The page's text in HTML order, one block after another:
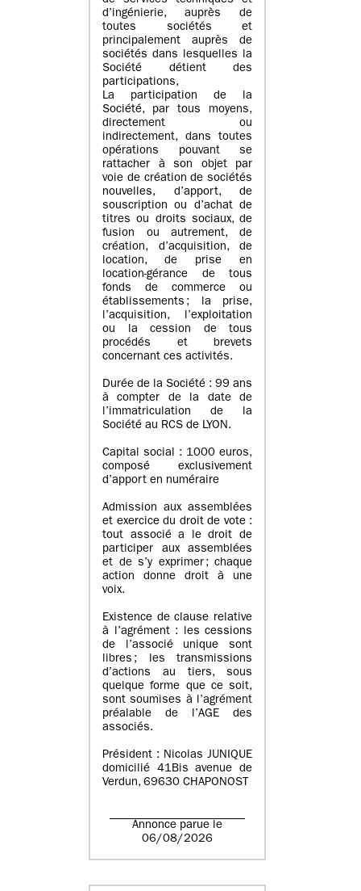
d’ingénierie, auprès de
toutes sociétés et
principalement auprès de
sociétés dans lesquelles la
Société détient des
participations,
La participation de la
Société, par tous moyens,
directement ou
indirectement, dans toutes
opérations pouvant se
rattacher à son objet par
voie de création de sociétés
nouvelles, d’apport, de
souscription ou d’achat de
titres ou droits sociaux, de
fusion ou autrement, de
création, d’acquisition, de
location, de prise en
location-gérance de tous
fonds de commerce ou
établissements ; la prise,
l’acquisition, l’exploitation
ou la cession de tous
procédés et brevets
concernant ces activités.
Durée de la Société : 99 ans
à compter de la date de
l’immatriculation de la
Société au RCS de LYON.
Capital social : 1000 euros,
composé exclusivement
d’apport en numéraire
Admission aux assemblées
et exercice du droit de vote :
tout associé a le droit de
participer aux assemblées
et de s’y exprimer ; chaque
action donne droit à une
voix.
Existence de clause relative
à l’agrément : les cessions
de l’associé unique sont
libres ; les transmissions
d’actions au tiers, sous
quelque forme que ce soit,
sont soumises à l’agrément
préalable de l’AGE des
associés.
Président : Nicolas JUNIQUE
domicilié 41Bis avenue de
Verdun, 69630 CHAPONOST
Annonce parue le
06/08/2026